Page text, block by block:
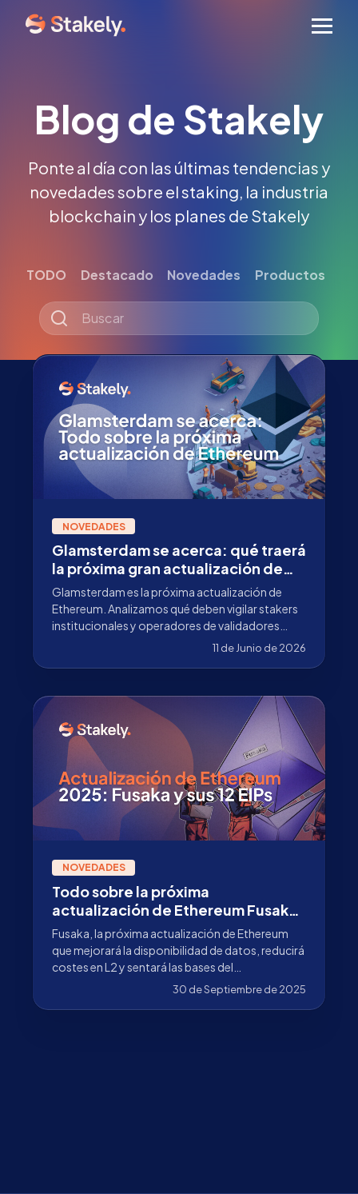
Blog de Stakely
Ponte al día con las últimas tendencias y
novedades sobre el staking, la industria
blockchain y los planes de Stakely
TODO Destacado Novedades Productos
NOVEDADES
Glamsterdam se acerca: qué traerá
la próxima gran actualización de
Ethereum
Glamsterdam es la próxima actualización de
Ethereum. Analizamos qué deben vigilar stakers
institucionales y operadores de validadores
11 de Junio de 2026
NOVEDADES
Todo sobre la próxima
actualización de Ethereum Fusaka
y sus 12 EIPs
Fusaka, la próxima actualización de Ethereum
que mejorará la disponibilidad de datos, reducirá
costes en L2 y sentará las bases del
30 de Septiembre de 2025